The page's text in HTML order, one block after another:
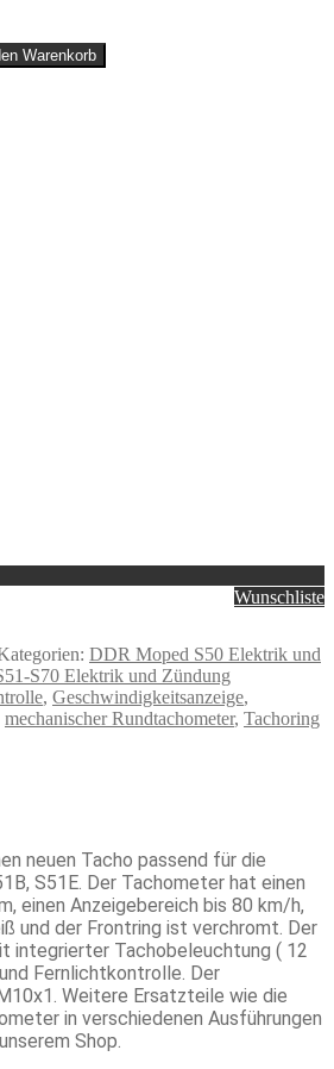
Warenkorb
Wunschliste
DDR Moped S50 Elektrik und
S70 Elektrik und Zündung
, Geschwindigkeitsanzeige,
mechanischer Rundtachometer, Tachoring
neuen Tacho passend für die
S51E. Der Tachometer hat einen
einen Anzeigebereich bis 80 km/h,
und der Frontring ist verchromt. Der
integrierter Tachobeleuchtung ( 12
Fernlichtkontrolle. Der
Weitere Ersatzteile wie die
in verschiedenen Ausführungen
Shop.